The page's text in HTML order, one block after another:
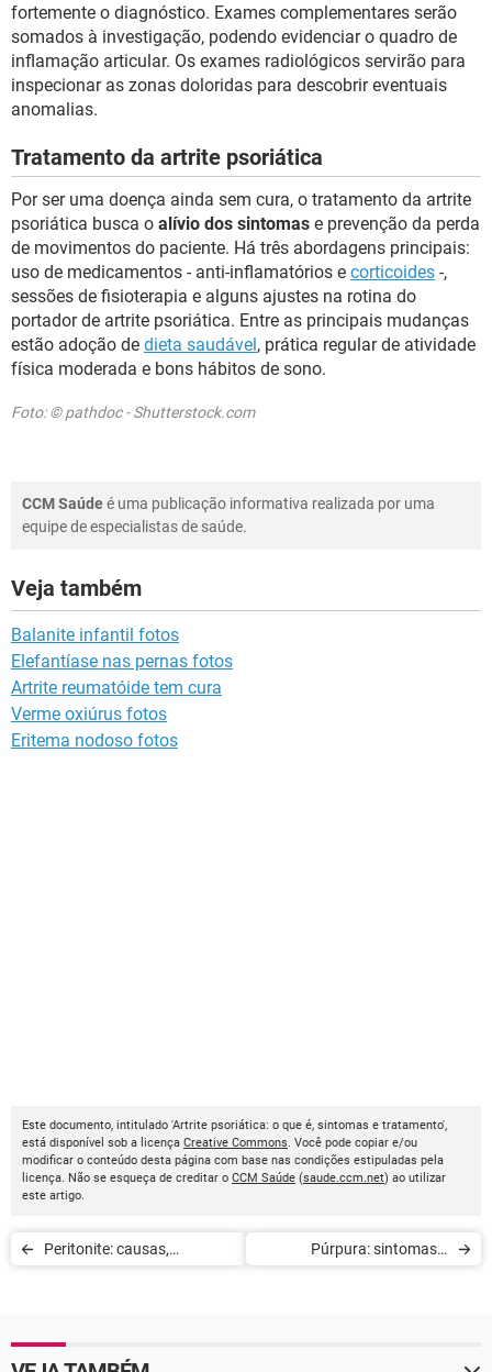
fortemente o diagnóstico. Exames complementares serão
somados à investigação, podendo evidenciar o quadro de
inflamação articular. Os exames radiológicos servirão para
inspecionar as zonas doloridas para descobrir eventuais
anomalias.
Tratamento da artrite psoriática
Por ser uma doença ainda sem cura, o tratamento da artrite
psoriática busca o alívio dos sintomas e prevenção da perda
de movimentos do paciente. Há três abordagens principais:
uso de medicamentos - anti-inflamatórios e corticoides -,
sessões de fisioterapia e alguns ajustes na rotina do
portador de artrite psoriática. Entre as principais mudanças
estão adoção de dieta saudável, prática regular de atividade
física moderada e bons hábitos de sono.
Foto: © pathdoc - Shutterstock.com
CCM Saúdeé uma publicação informativa realizada por uma
equipe de especialistas de saúde.
Veja também
Balanite infantil fotos
Elefantíase nas pernas fotos
Artrite reumatóide tem cura
Verme oxiúrus fotos
Eritema nodoso fotos
Este documento, intitulado 'Artrite psoriática: o que é, sintomas e tratamento',
está disponível sob a licença Creative Commons. Você pode copiar e/ou
modificar o conteúdo desta página com base nas condições estipuladas pela
licença. Não se esqueça de creditar o CCM Saúde (saude.ccm.net) ao utilizar
este artigo.
Peritonite: causas,
Púrpura: sintomas e